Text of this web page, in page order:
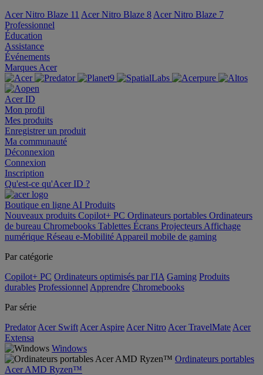
Acer Nitro Blaze 11 Acer Nitro Blaze 8 Acer Nitro Blaze 7
Professionnel
Éducation
Assistance
Événements
Marques Acer
Acer ID
Mon profil
Mes produits
Enregistrer un produit
Ma communauté
Déconnexion
Connexion
Inscription
Qu'est-ce qu'Acer ID ?
Boutique en ligne AI Produits
Nouveaux produits Copilot+ PC Ordinateurs portables Ordinateurs
de bureau Chromebooks Tablettes Écrans Projecteurs Affichage
numérique Réseau e-Mobilité Appareil mobile de gaming
Par catégorie
Copilot+ PC Ordinateurs optimisés par l'IA Gaming Produits
durables Professionnel Apprendre Chromebooks
Par série
Predator Acer Swift Acer Aspire Acer Nitro Acer TravelMate Acer
Extensa
Windows
Ordinateurs portables
Acer AMD Ryzen™